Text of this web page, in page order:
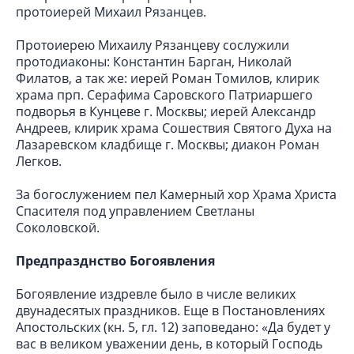
протоиерей Михаил Рязанцев.
Протоиерею Михаилу Рязанцеву сослужили
протодиаконы: Константин Барган, Николай
Филатов, а так же: иерей Роман Томилов, клирик
храма прп. Серафима Саровского Патриаршего
подворья в Кунцеве г. Москвы; иерей Александр
Андреев, клирик храма Сошествия Святого Духа на
Лазаревском кладбище г. Москвы; диакон Роман
Легков.
За богослужением пел Камерный хор Храма Христа
Спасителя под управлением Светланы
Соколовской.
Предпразднство Богоявления
Богоявление издревле было в числе великих
двунадесятых праздников. Еще в Постановлениях
Апостольских (кн. 5, гл. 12) заповедано: «Да будет у
вас в великом уважении день, в который Господь